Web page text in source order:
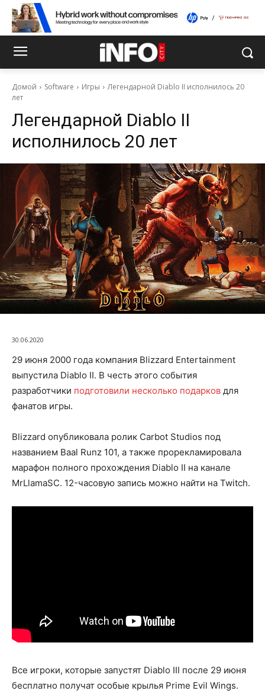
Домой Software Игры
Легендарной Diablo II исполнилось 20
лет
Легендарной Diablo II
исполнилось 20 лет
30.06.2020
29 июня 2000 года компания Blizzard Entertainment
выпустила Diablo II. В честь этого события
разработчики подготовили несколько подарков для
фанатов игры.
Blizzard опубликовала ролик Carbot Studios под
названием Baal Runz 101, а также прорекламировала
марафон полного прохождения Diablo II на канале
MrLlamaSC. 12-часовую запись можно найти на Twitch.
Все игроки, которые запустят Diablo III после 29 июня
бесплатно получат особые крылья Prime Evil Wings.